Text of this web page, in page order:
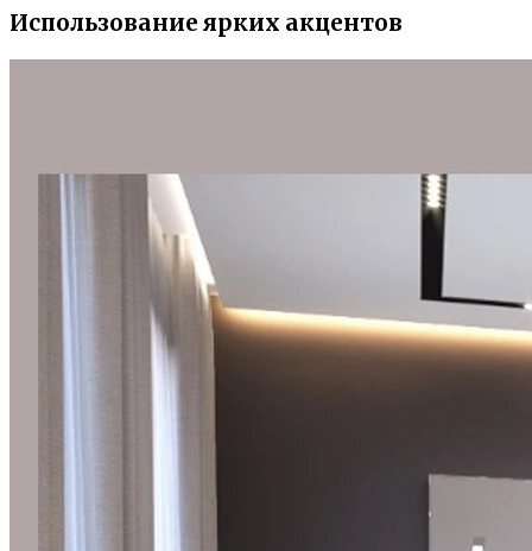
Использование ярких акцентов